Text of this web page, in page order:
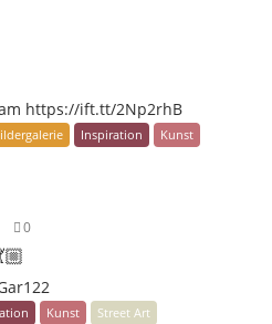
https://ift.tt/2Np2rhB
Inspiration
Kunst
0
Kunst Street Art